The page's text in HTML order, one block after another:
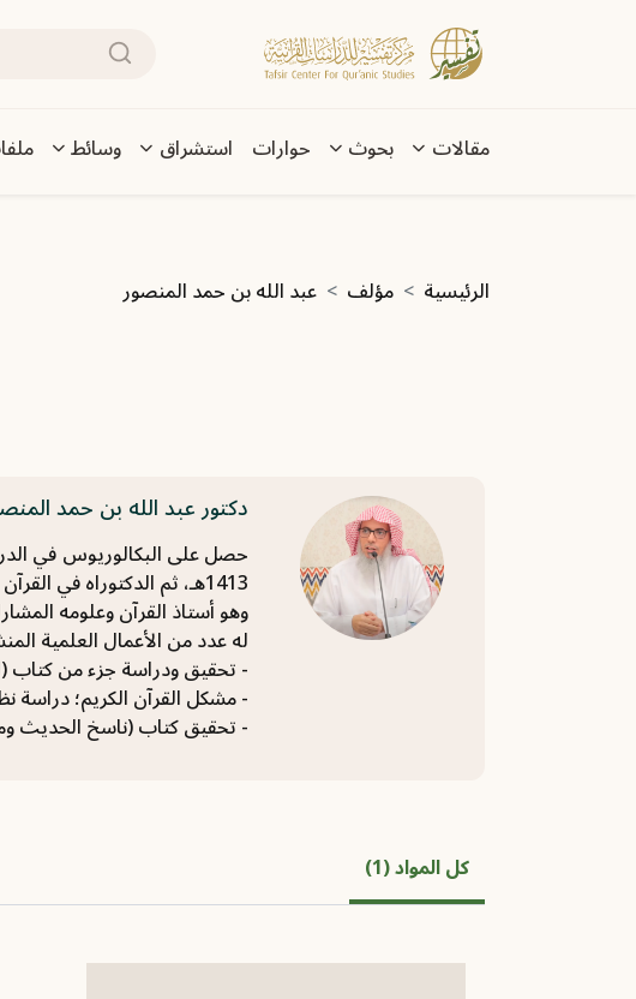
تجاوز إلى المحتوى الرئيسي
بحث
Main navigation
مقالات بحوث حوارات استشراق وسائط
مسار التنقل
الرئيسية مؤلف عبد الله بن حمد المنصور
دكتور عبد الله بن حمد
حصل على البكالوريوس في
1413هـ، ثم الدكتوراه في القرآن وعلومه من جامعة الإمام محمد بن سعود عام 1429هـ.
وهو أستاذ القرآن وعلومه
له عدد من الأعمال العلمية
- تحقيق ودراسة جزء من كتاب (لباب
- مشكل القرآن الكريم؛ دراسة
- تحقيق كتاب (ناسخ الحديث
كل المواد (1)